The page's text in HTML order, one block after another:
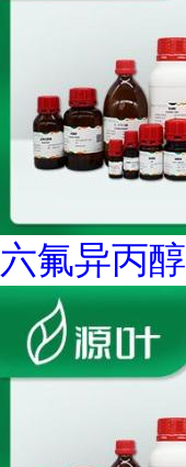
六氟异丙醇